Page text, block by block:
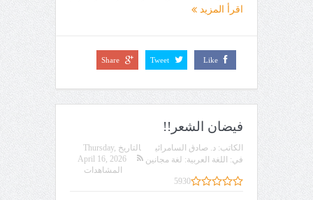
اقرأ المزيد
Like
Tweet
Share
فيضان الشعر!!
الكاتب: د. صادق السامرائي التاريخ Thursday,
April 16, 2026
في: اللغة العربية: لغة مجانين
المشاهدات
5930